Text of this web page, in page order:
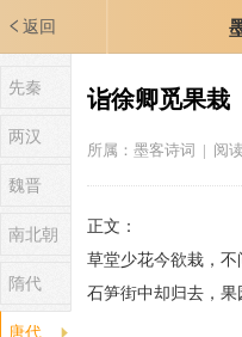
返回
先秦
两汉
魏晋
南北朝
隋代
唐代
诣徐卿觅果栽
所属： 墨客诗词 | 阅
正文：
草堂少花今欲栽，不
石笋街中却归去，果